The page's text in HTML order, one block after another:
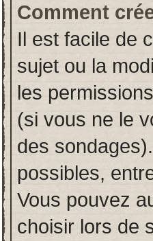
Comment
Il est facile de
sujet ou la
les
(si vous ne le
des
possibles,
Vous pouvez
choisir lors de